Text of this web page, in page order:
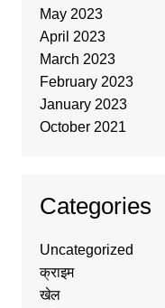
May 2023
April 2023
March 2023
February 2023
January 2023
October 2021
Categories
Uncategorized
क्राइम
खेल